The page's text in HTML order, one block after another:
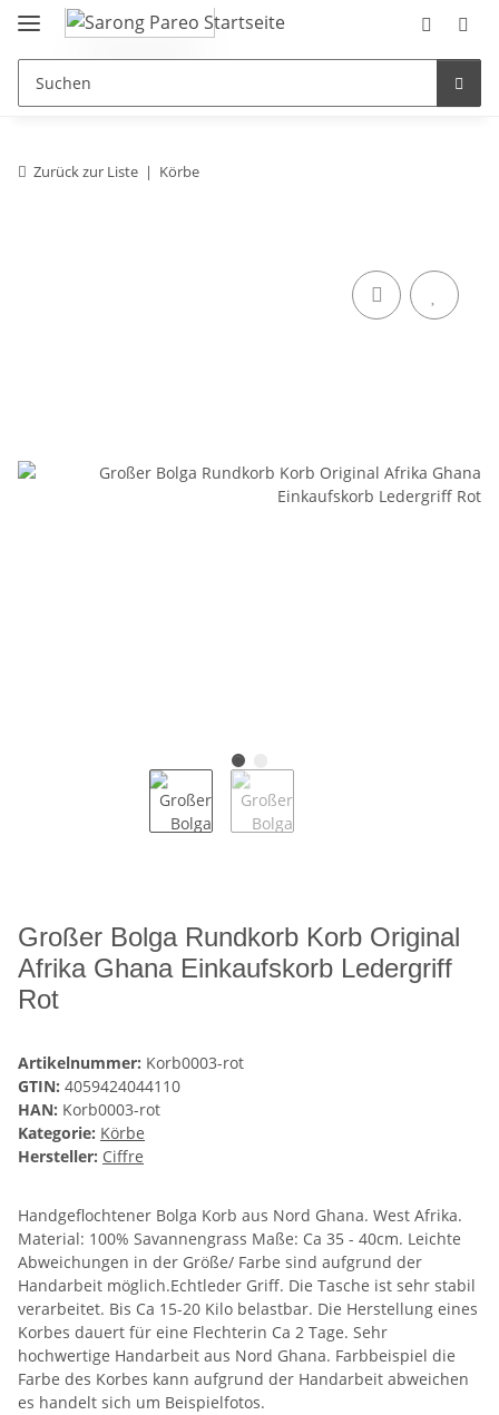
Zurück zur Liste Körbe
Großer Bolga Rundkorb Korb Original
Afrika Ghana Einkaufskorb Ledergriff
Rot
Artikelnummer: Korb0003-rot
GTIN: 4059424044110
HAN: Korb0003-rot
Kategorie: Körbe
Hersteller: Ciffre
Handgeflochtener Bolga Korb aus Nord Ghana. West Afrika.
Material: 100% Savannengrass Maße: Ca 35 - 40cm. Leichte
Abweichungen in der Größe/ Farbe sind aufgrund der
Handarbeit möglich.Echtleder Griff. Die Tasche ist sehr stabil
verarbeitet. Bis Ca 15-20 Kilo belastbar. Die Herstellung eines
Korbes dauert für eine Flechterin Ca 2 Tage. Sehr
hochwertige Handarbeit aus Nord Ghana. Farbbeispiel die
Farbe des Korbes kann aufgrund der Handarbeit abweichen
es handelt sich um Beispielfotos.